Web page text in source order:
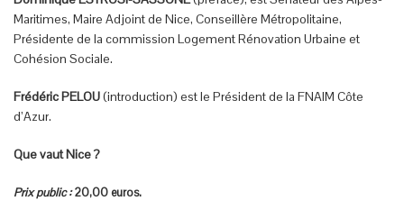
Maritimes, Maire Adjoint de Nice, Conseillère Métropolitaine,
Présidente de la commission Logement Rénovation Urbaine et
Cohésion Sociale.
Frédéric PELOU(introduction) est le Président de la FNAIM Côte
d’Azur.
Que vaut Nice ?
Prix public :20,00 euros.